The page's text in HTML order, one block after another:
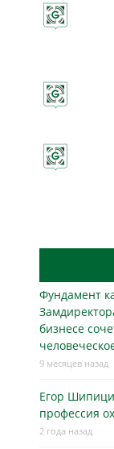
Фундамент
бизнесe
9 месяцев назад
Егор
профессия
2 года назад